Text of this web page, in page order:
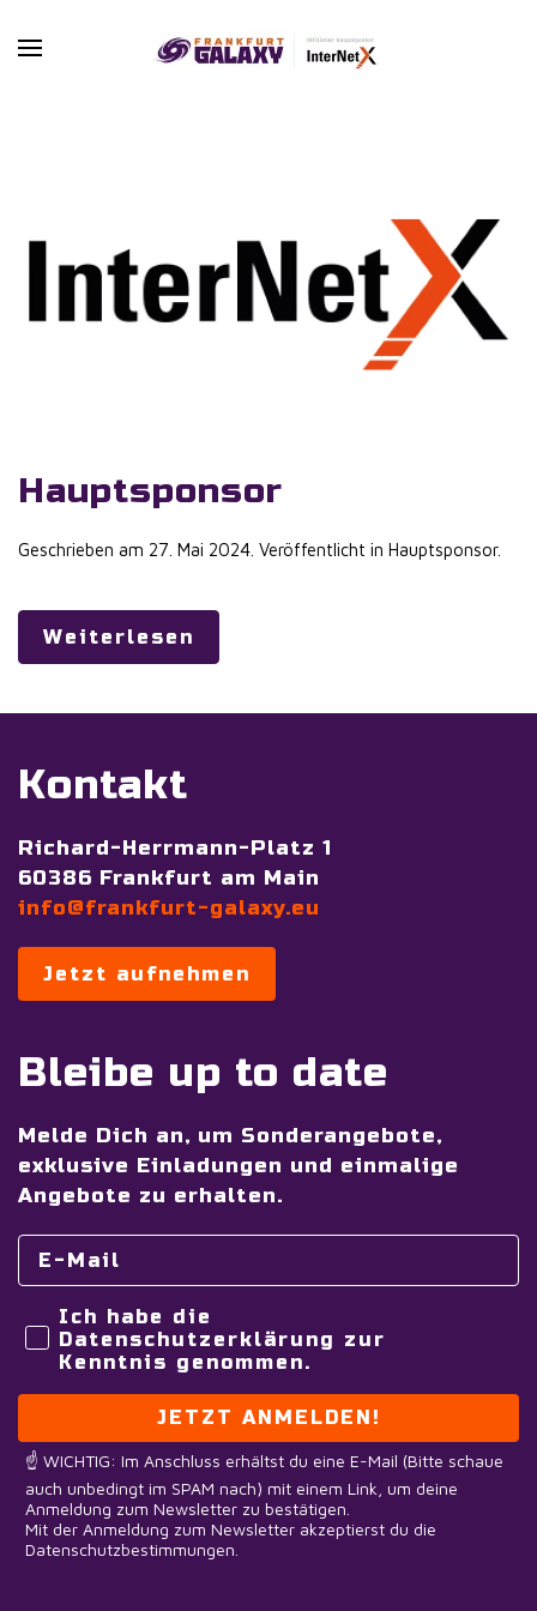
Skip to main content
Hauptsponsor
Geschrieben am 27. Mai 2024 . Veröffentlicht in Hauptsponsor.
Weiterlesen
Kontakt
Richard-Herrmann-Platz 1
60386 Frankfurt am Main
info@frankfurt-galaxy.eu
Jetzt aufnehmen
Bleibe up to date
Melde Dich an, um Sonderangebote,
exklusive Einladungen und einmalige
Angebote zu erhalten.
Ich habe die
Datenschutzerklärung zur
Kenntnis genommen.
JETZT ANMELDEN!
☝️ WICHTIG: Im Anschluss erhältst du eine E-Mail (Bitte schaue
auch unbedingt im SPAM nach) mit einem Link, um deine
Anmeldung zum Newsletter zu bestätigen.
Mit der Anmeldung zum Newsletter akzeptierst du die
Datenschutzbestimmungen.